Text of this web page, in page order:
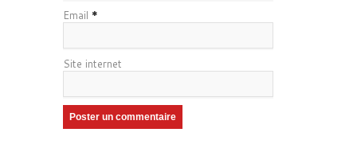
Email *
Site internet